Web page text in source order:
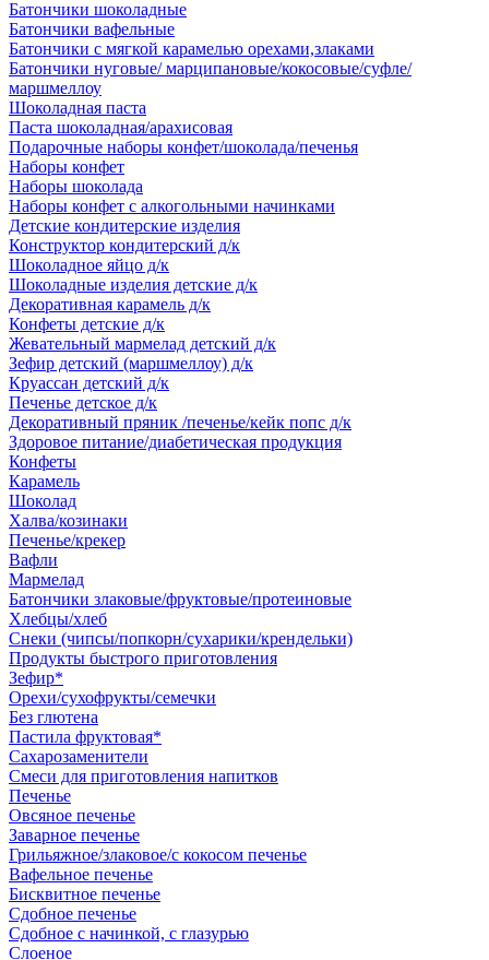
Батончики шоколадные
Батончики вафельные
Батончики с мягкой карамелью орехами,злаками
Батончики нуговые/ марципановые/кокосовые/суфле/
маршмеллоу
Шоколадная паста
Паста шоколадная/арахисовая
Подарочные наборы конфет/шоколада/печенья
Наборы конфет
Наборы шоколада
Наборы конфет с алкогольными начинками
Детские кондитерские изделия
Конструктор кондитерский д/к
Шоколадное яйцо д/к
Шоколадные изделия детские д/к
Декоративная карамель д/к
Конфеты детские д/к
Жевательный мармелад детский д/к
Зефир детский (маршмеллоу) д/к
Круассан детский д/к
Печенье детское д/к
Декоративный пряник /печенье/кейк попс д/к
Здоровое питание/диабетическая продукция
Конфеты
Карамель
Шоколад
Халва/козинаки
Печенье/крекер
Вафли
Мармелад
Батончики злаковые/фруктовые/протеиновые
Хлебцы/хлеб
Снеки (чипсы/попкорн/сухарики/крендельки)
Продукты быстрого приготовления
Зефир*
Орехи/сухофрукты/семечки
Без глютена
Пастила фруктовая*
Сахарозаменители
Смеси для приготовления напитков
Печенье
Овсяное печенье
Заварное печенье
Грильяжное/злаковое/с кокосом печенье
Вафельное печенье
Бисквитное печенье
Сдобное печенье
Сдобное с начинкой, с глазурью
Слоеное